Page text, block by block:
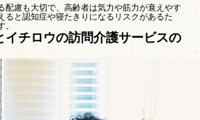
配慮も大切で、高齢者は気力や筋力が衰えやす
ると認知症や寝たきりになるリスクがあるた
イチロウの訪問介護サービスの